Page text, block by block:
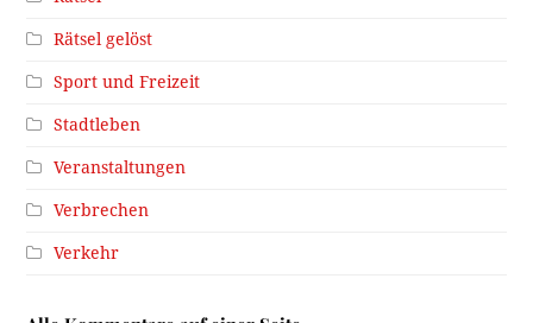
Rätsel gelöst
Sport und Freizeit
Stadtleben
Veranstaltungen
Verbrechen
Verkehr